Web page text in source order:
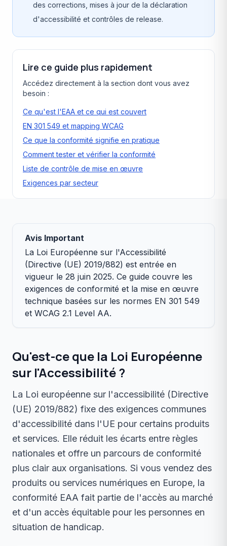
des corrections, mises à jour de la déclaration
d'accessibilité et contrôles de release.
Lire ce guide plus rapidement
Accédez directement à la section dont vous avez
besoin :
Ce qu'est l'EAA et ce qui est couvert
EN 301 549 et mapping WCAG
Ce que la conformité signifie en pratique
Comment tester et vérifier la conformité
Liste de contrôle de mise en œuvre
Exigences par secteur
Avis Important
La Loi Européenne sur l'Accessibilité
(Directive (UE) 2019/882) est entrée en
vigueur le 28 juin 2025. Ce guide couvre les
exigences de conformité et la mise en œuvre
technique basées sur les normes EN 301 549
et WCAG 2.1 Level AA.
Qu'est-ce que la Loi Européenne
sur l'Accessibilité ?
La Loi européenne sur l'accessibilité (Directive
(UE) 2019/882) fixe des exigences communes
d'accessibilité dans l'UE pour certains produits
et services. Elle réduit les écarts entre règles
nationales et offre un parcours de conformité
plus clair aux organisations. Si vous vendez des
produits ou services numériques en Europe, la
conformité EAA fait partie de l'accès au marché
et d'un accès équitable pour les personnes en
situation de handicap.